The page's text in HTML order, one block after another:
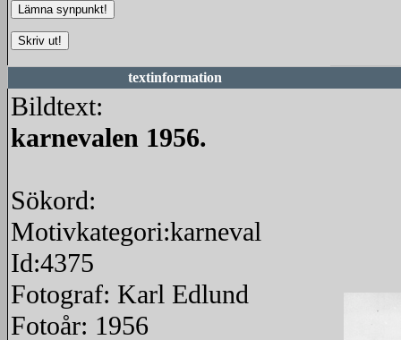
textinformation
Bildtext:
karnevalen 1956.
Sökord:
Motivkategori:karneval
Id:4375
Fotograf: Karl Edlund
Fotoår: 1956